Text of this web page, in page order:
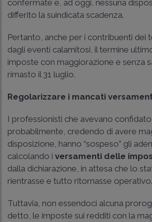
confermate e, ad oggi, nessuna
differito la suindicata scadenza.
Pertanto, anche per i contribuenti dei
dagli eventi calamitosi, il termine
imposte con maggiorazione e senza
rimasto il 31 luglio.
Regolarizzare i mancati
I professionisti che avevano
probabilmente, credendo di avere
disposizione, hanno “sospeso” gli
calcolando i versamenti delle
dalla dichiarazione, in attesa che lo
rientrasse e tutto ritornasse operativo.
Tuttavia, non essendoci alcuna
detto, le imposte sui redditi con la